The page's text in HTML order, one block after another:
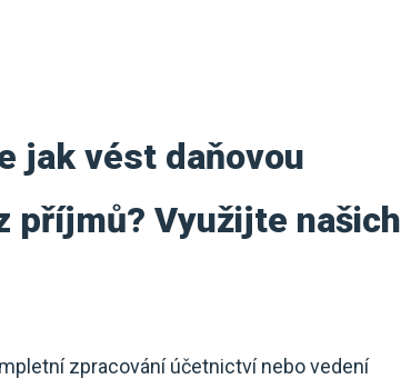
jak vést daňovou
příjmů? Využijte našich
zpracování účetnictví nebo vedení